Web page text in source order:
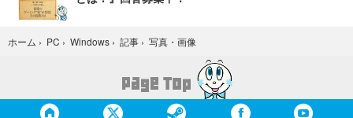
ホーム › PC › Windows › 記事 › 写真・画像